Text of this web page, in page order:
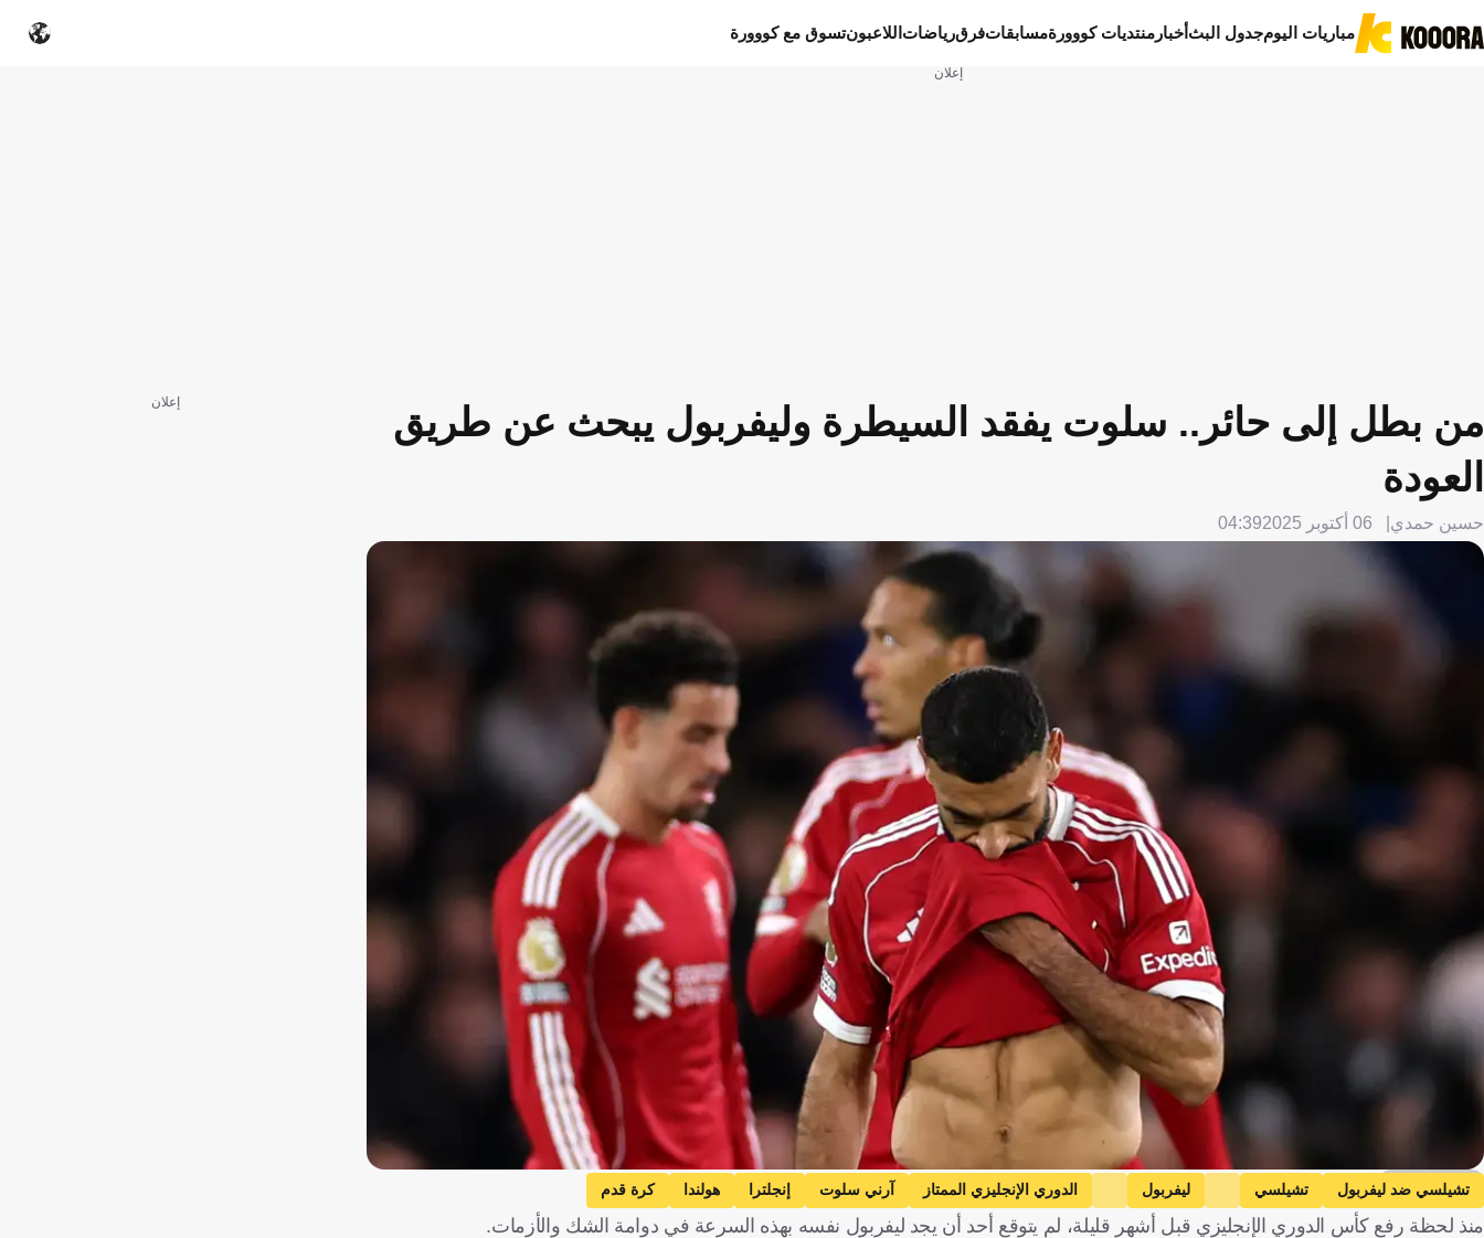
مباريات اليومجدول البثأخبار منتديات كووورةمسابقاتفرقرياضات اللاعبونتسوق مع كووورة
إعلان
من بطل إلى حائر.. سلوت يفقد السيطرة وليفربول يبحث عن طريق
العودة
حسين حمدي 06 أكتوبر 2025 04:39
Getty Images
تشيلسي ضد ليفربول تشيلسي ليفربول الدوري الإنجليزي الممتاز آرني سلوت إنجلترا هولندا كرة قدم
منذ لحظة رفع كأس الدوري الإنجليزي قبل أشهر قليلة، لم يتوقع أحد أن يجد ليفربول نفسه بهذه السرعة في دوامة الشك والأزمات.
إعلان